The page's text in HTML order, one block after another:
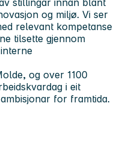
og miljø. Vi ser
relevant kompetanse
tilsette gjennom
og over 1100
i eit
for framtida.